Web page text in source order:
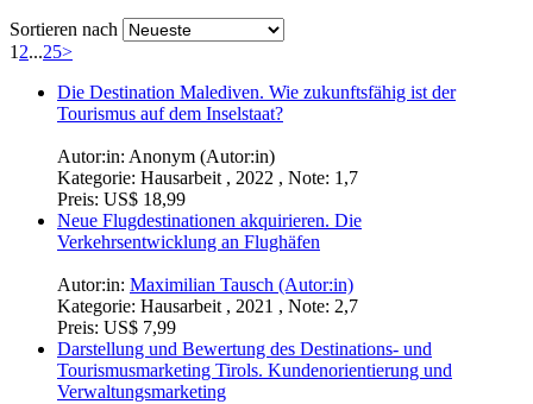
Sortieren nach
12...25>
Die Destination Malediven. Wie zukunftsfähig ist der
Tourismus auf dem Inselstaat?
Autor:in: Anonym (Autor:in)
Kategorie: Hausarbeit , 2022 , Note: 1,7
Preis: US$ 18,99
Neue Flugdestinationen akquirieren. Die
Verkehrsentwicklung an Flughäfen
Autor:in: Maximilian Tausch (Autor:in)
Kategorie: Hausarbeit , 2021 , Note: 2,7
Preis: US$ 7,99
Darstellung und Bewertung des Destinations- und
Tourismusmarketing Tirols. Kundenorientierung und
Verwaltungsmarketing